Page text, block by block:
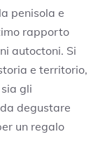
penisola e
rapporto
autoctoni. Si
e territorio,
gli
degustare
un regalo